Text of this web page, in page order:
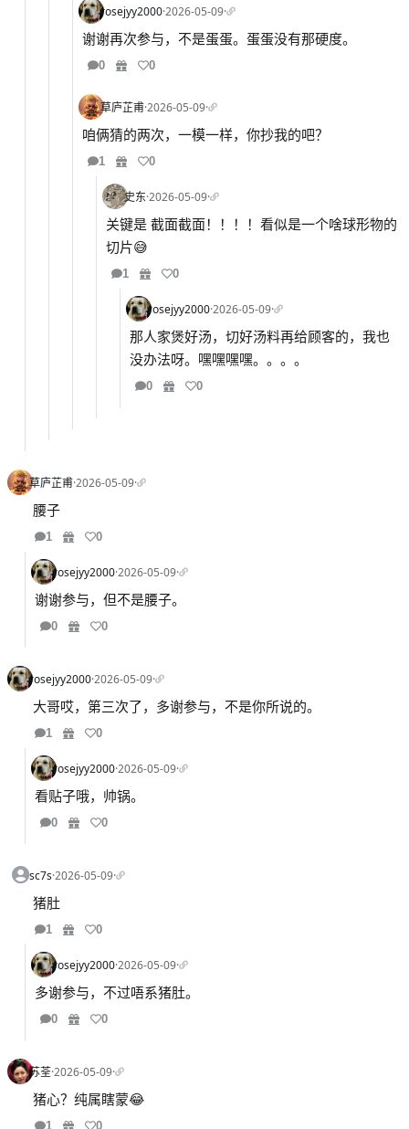
rosejyy2000·2026-05-09·
谢谢再次参与，不是蛋蛋。蛋蛋没有那硬度。
0 0
草庐芷甫·2026-05-09·
咱俩猜的两次，一模一样，你抄我的吧？
1 0
史东·2026-05-09·
关键是 截面截面！！！！看似是一个啥球形物的
切片😅
1 0
rosejyy2000·2026-05-09·
那人家煲好汤，切好汤料再给顾客的，我也
没办法呀。嘿嘿嘿嘿。。。。
0 0
草庐芷甫·2026-05-09·
腰子
1 0
rosejyy2000·2026-05-09·
谢谢参与，但不是腰子。
0 0
rosejyy2000·2026-05-09·
大哥哎，第三次了，多谢参与，不是你所说的。
1 0
rosejyy2000·2026-05-09·
看贴子哦，帅锅。
0 0
sc7s·2026-05-09·
猪肚
1 0
rosejyy2000·2026-05-09·
多谢参与，不过唔系猪肚。
0 0
苏荃·2026-05-09·
猪心？纯属瞎蒙😂
1 0